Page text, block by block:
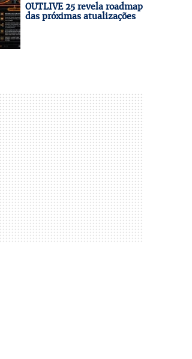
OUTLIVE 25 revela roadmap
das próximas atualizações